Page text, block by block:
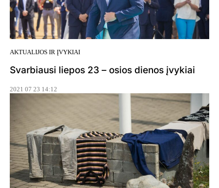
AKTUALIJOS IR ĮVYKIAI
Svarbiausi liepos 23 – osios dienos įvykiai
2021 07 23 14:12